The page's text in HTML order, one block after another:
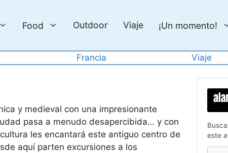
Food Outdoor Viaje ¡Un momento!
Francia Viaje
y medieval con una impresionante
pasa a menudo desapercibida… y con
les encantará este antiguo centro de
aquí parten excursiones a los
este